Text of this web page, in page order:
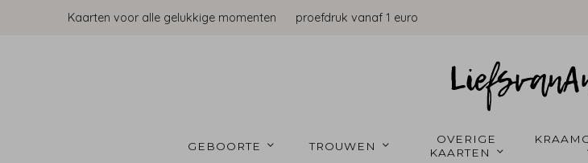
Kaarten voor alle gelukkige momenten proefdruk vanaf 1 euro
GEBOORTE TROUWEN
OVERIGE
KAARTEN